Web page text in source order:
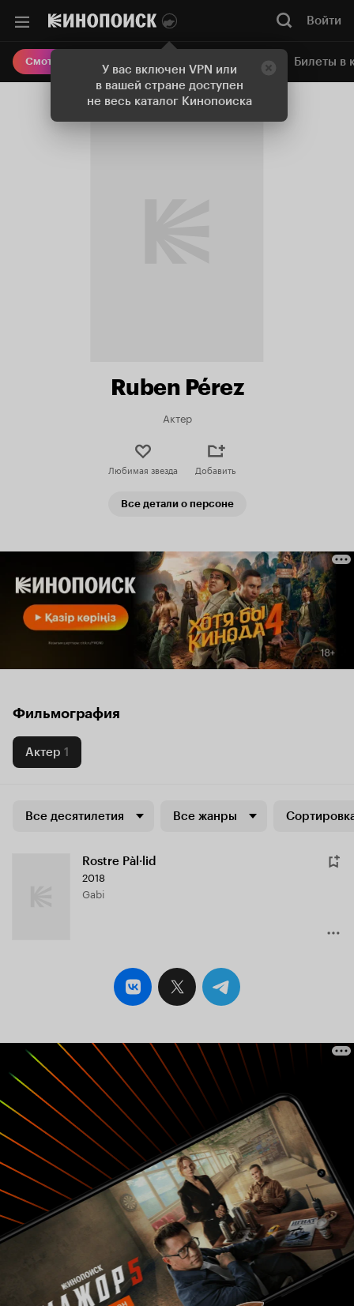
У вас включен VPN или
в вашей стране доступен
не весь каталог Кинопоиска
Войти
Смотреть кино Онлайн-кинотеатр Билеты в
Ruben Pérez
Актер
Любимая звезда Добавить
Все детали о персоне
Фильмография
Актер 1
Все десятилетия Все жанры
Rostre Pàl·lid
2018
Gabi